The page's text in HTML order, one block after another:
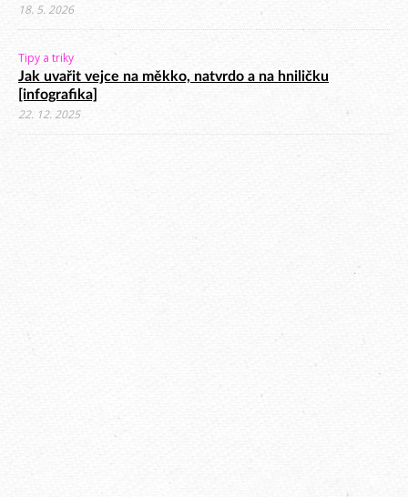
18. 5. 2026
Tipy a triky
Jak uvařit vejce na měkko, natvrdo a na hniličku
[infografika]
22. 12. 2025